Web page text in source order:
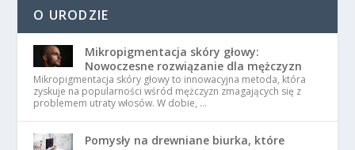
O URODZIE
Mikropigmentacja skóry głowy:
Nowoczesne rozwiązanie dla mężczyzn
Mikropigmentacja skóry głowy to innowacyjna metoda, która
zyskuje na popularności wśród mężczyzn zmagających się z
problemem utraty włosów. W dobie, …
Pomysły na drewniane biurka, które